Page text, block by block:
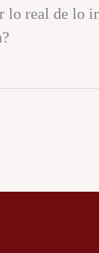
real de lo